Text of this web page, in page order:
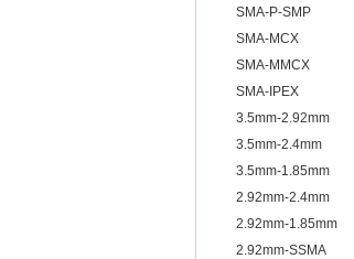
SMA-P-SMP
SMA-MCX
SMA-MMCX
SMA-IPEX
3.5mm-2.92mm
3.5mm-2.4mm
3.5mm-1.85mm
2.92mm-2.4mm
2.92mm-1.85mm
2.92mm-SSMA